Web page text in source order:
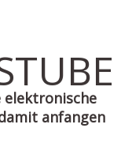
elektronische
anfangen